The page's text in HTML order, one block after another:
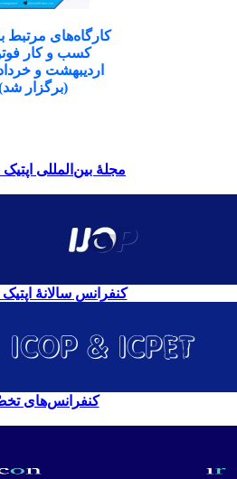
کارگاه‌های مرتبط
کسب و کار
اردیبهشت و خرداد ۱۴۰۴
(برگزار شد)
مجلۀ بین‌المللی اپتیک
کنفرانس سالانۀ اپتیک
کنفرانس‌های